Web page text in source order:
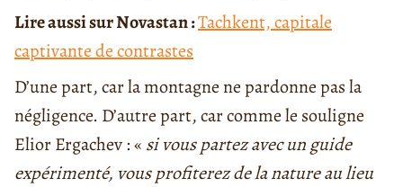
Lire aussi sur Novastan :Tachkent, capitale
captivante de contrastes
D’une part, car la montagne ne pardonne pas la
négligence. D’autre part, car comme le souligne
Elior Ergachev : « si vous partez avec un guide
expérimenté, vous profiterez de la nature au lieu